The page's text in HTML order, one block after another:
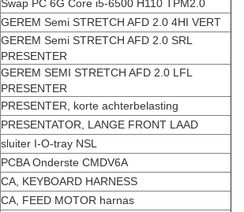
Swap PC 6G Core i5-6500 H110 TPM2.0
GEREM Semi STRETCH AFD 2.0 4HI VERT
GEREM Semi STRETCH AFD 2.0 SRL
PRESENTER
GEREM SEMI STRETCH AFD 2.0 LFL
PRESENTER
PRESENTER, korte achterbelasting
PRESENTATOR, LANGE FRONT LAAD
sluiter I-O-tray NSL
PCBA Onderste CMDV6A
CA, KEYBOARD HARNESS
CA, FEED MOTOR harnas